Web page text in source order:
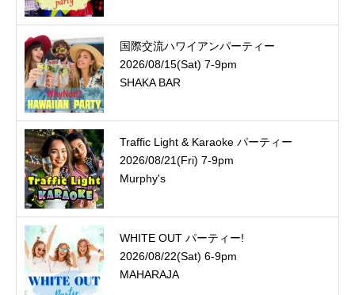
国際交流ハワイアンパーティー
2026/08/15(Sat) 7-9pm
SHAKA BAR
Traffic Light & Karaoke パーティー
2026/08/21(Fri) 7-9pm
Murphy's
WHITE OUT パーティー!
2026/08/22(Sat) 6-9pm
MAHARAJA